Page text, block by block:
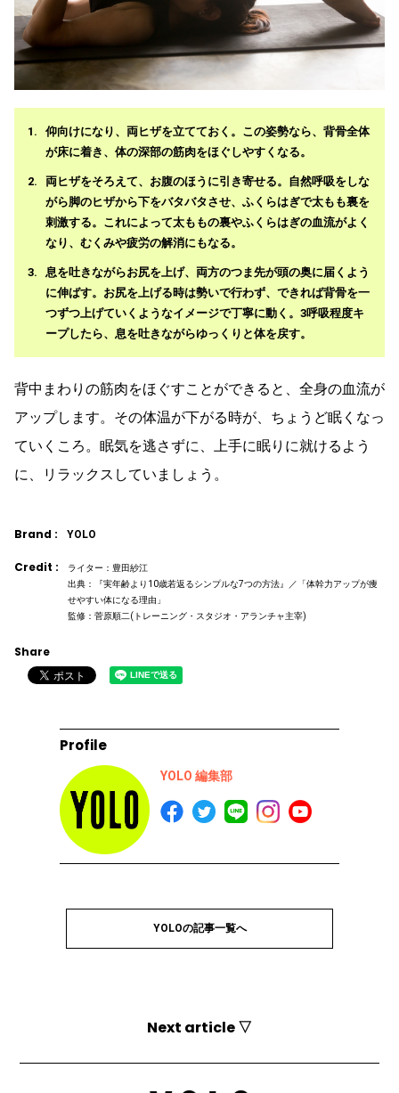
仰向けになり、両ヒザを立てておく。この姿勢なら、背骨全体
が床に着き、体の深部の筋肉をほぐしやすくなる。
両ヒザをそろえて、お腹のほうに引き寄せる。自然呼吸をしな
がら脚のヒザから下をバタバタさせ、ふくらはぎで太もも裏を
刺激する。これによって太ももの裏やふくらはぎの血流がよく
なり、むくみや疲労の解消にもなる。
息を吐きながらお尻を上げ、両方のつま先が頭の奥に届くよう
に伸ばす。お尻を上げる時は勢いで行わず、できれば背骨を一
つずつ上げていくようなイメージで丁寧に動く。3呼吸程度キ
ープしたら、息を吐きながらゆっくりと体を戻す。
背中まわりの筋肉をほぐすことができると、全身の血流が
アップします。その体温が下がる時が、ちょうど眠くなっ
ていくころ。眠気を逃さずに、上手に眠りに就けるよう
に、リラックスしていましょう。
Brand : YOLO
Credit :
ライター：豊田紗江
出典：『実年齢より10歳若返るシンプルな7つの方法』／「体幹力アップが痩
せやすい体になる理由」
監修：菅原順二(トレーニング・スタジオ・アランチャ主宰)
Share
Profile
YOLO 編集部
YOLOの記事一覧へ
Next article ▽